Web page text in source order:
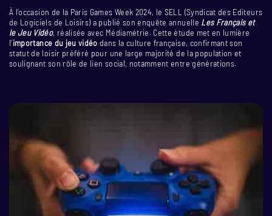
À l’occasion de la Paris Games Week 2024, le SELL (Syndicat des Editeurs
de Logiciels de Loisirs) a publié son enquête annuelle Les Français et
le Jeu Vidéo, réalisée avec Médiamétrie. Cette étude met en lumière
l’importance du jeu vidéo dans la culture française, confirmant son
statut de loisir préféré pour une large majorité de la population et
soulignant son rôle de lien social, notamment entre générations.